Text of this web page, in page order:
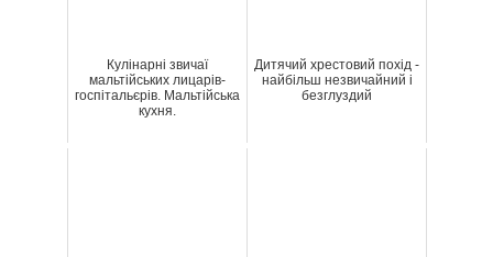
Кулінарні звичаї
мальтійських лицарів-
госпітальєрів. Мальтійська
кухня.
Дитячий хрестовий похід -
найбільш незвичайний і
безглуздий